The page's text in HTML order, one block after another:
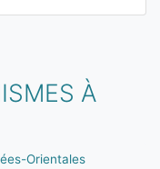
À
Orientales